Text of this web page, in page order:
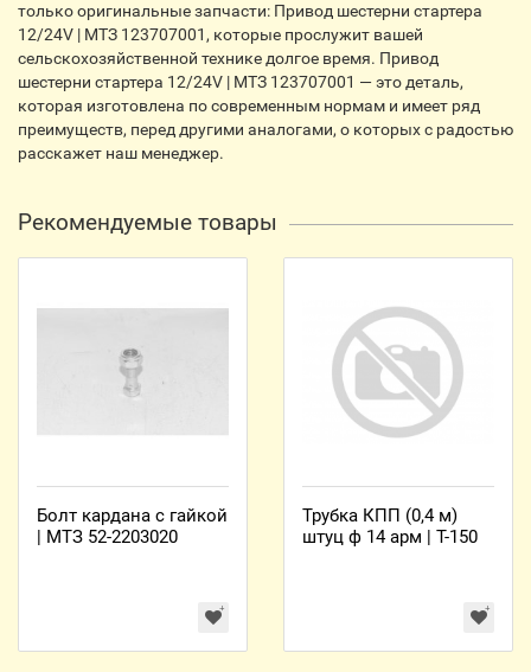
только оригинальные запчасти: Привод шестерни стартера
12/24V | МТЗ 123707001, которые прослужит вашей
сельскохозяйственной технике долгое время. Привод
шестерни стартера 12/24V | МТЗ 123707001 — это деталь,
которая изготовлена по современным нормам и имеет ряд
преимуществ, перед другими аналогами, о которых с радостью
расскажет наш менеджер.
Рекомендуемые товары
Болт кардана с гайкой
| МТЗ 52-2203020
Трубка КПП (0,4 м)
штуц ф 14 арм | Т-150